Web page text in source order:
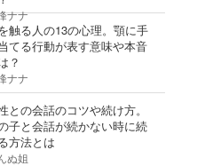
ナナ
触る人の13の心理。顎に手
てる行動が表す意味や本音
？
ナナ
との会話のコツや続け方。
子と会話が続かない時に続
方法とは
ぬ姐